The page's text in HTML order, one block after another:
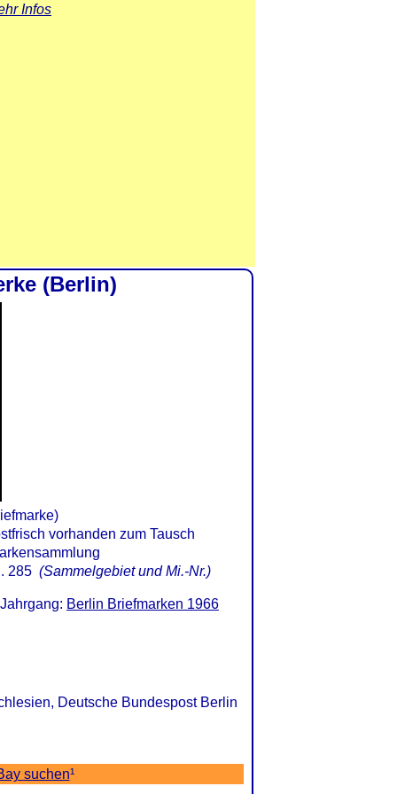
Infos
(Berlin)
285 (Sammelgebiet und Mi.-Nr.)
Berlin Briefmarken 1966
Deutsche Bundespost Berlin
suchen¹